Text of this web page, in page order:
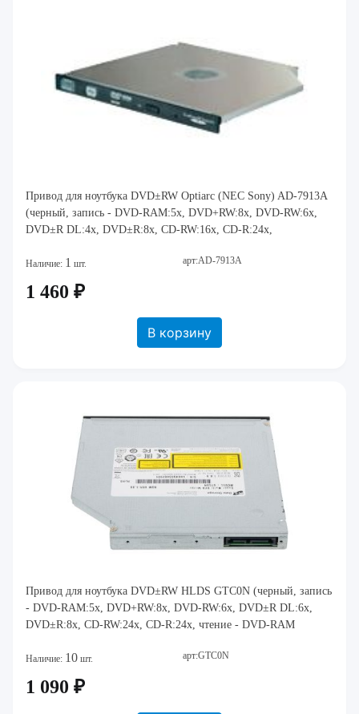
Привод для ноутбука DVD±RW Optiarc (NEC Sony) AD-7913A
(черный, запись - DVD-RAM:5x, DVD+RW:8x, DVD-RW:6x,
DVD±R DL:4x, DVD±R:8x, CD-RW:16x, CD-R:24x,
Наличие: 1 шт. арт:AD-7913A
1 460 ₽
В корзину
Привод для ноутбука DVD±RW HLDS GTC0N (черный, запись
- DVD-RAM:5x, DVD+RW:8x, DVD-RW:6x, DVD±R DL:6x,
DVD±R:8x, CD-RW:24x, CD-R:24x, чтение - DVD-RAM
Наличие: 10 шт. арт:GTC0N
1 090 ₽